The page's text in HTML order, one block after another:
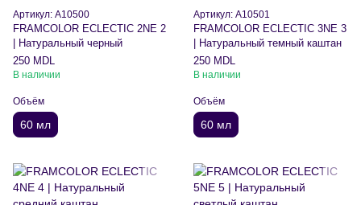
Артикул: A10500
FRAMCOLOR ECLECTIC 2NE 2
| Натуральный черный
250 MDL
В наличии
Объём
60 мл
Артикул: A10501
FRAMCOLOR ECLECTIC 3NE 3
| Натуральный темный каштан
250 MDL
В наличии
Объём
60 мл